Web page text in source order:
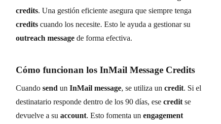
credits. Una gestión eficiente asegura que siempre tenga
credits cuando los necesite. Esto le ayuda a gestionar su
outreach message de forma efectiva.
Cómo funcionan los InMail Message Credits
Cuando send un InMail message, se utiliza un credit. Si el
destinatario responde dentro de los 90 días, ese credit se
devuelve a su account. Esto fomenta un engagement